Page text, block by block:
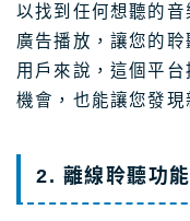
以找到任何想聽的
廣告播放，讓您的
用戶來說，這個平
機會，也能讓您發現
2. 離線聆聽功能